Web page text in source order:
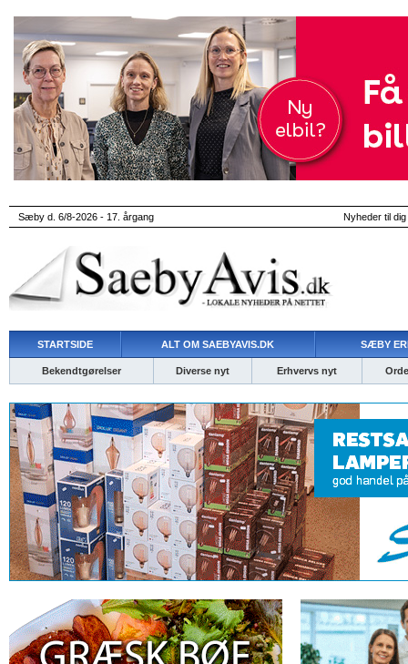
Sæby d. 6/8-2026 - 17. årgang Nyheder til
STARTSIDE ALT OM SAEBYAVIS.DK SÆBY
Bekendtgørelser Diverse nyt Erhvervs nyt